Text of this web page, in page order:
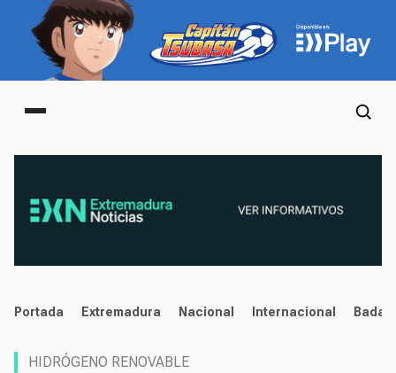
Main menu
noticias
Portada Extremadura Nacional Internacional
HIDRÓGENO RENOVABLE